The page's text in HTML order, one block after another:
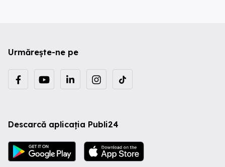
Urmărește-ne pe
Descarcă aplicația Publi24